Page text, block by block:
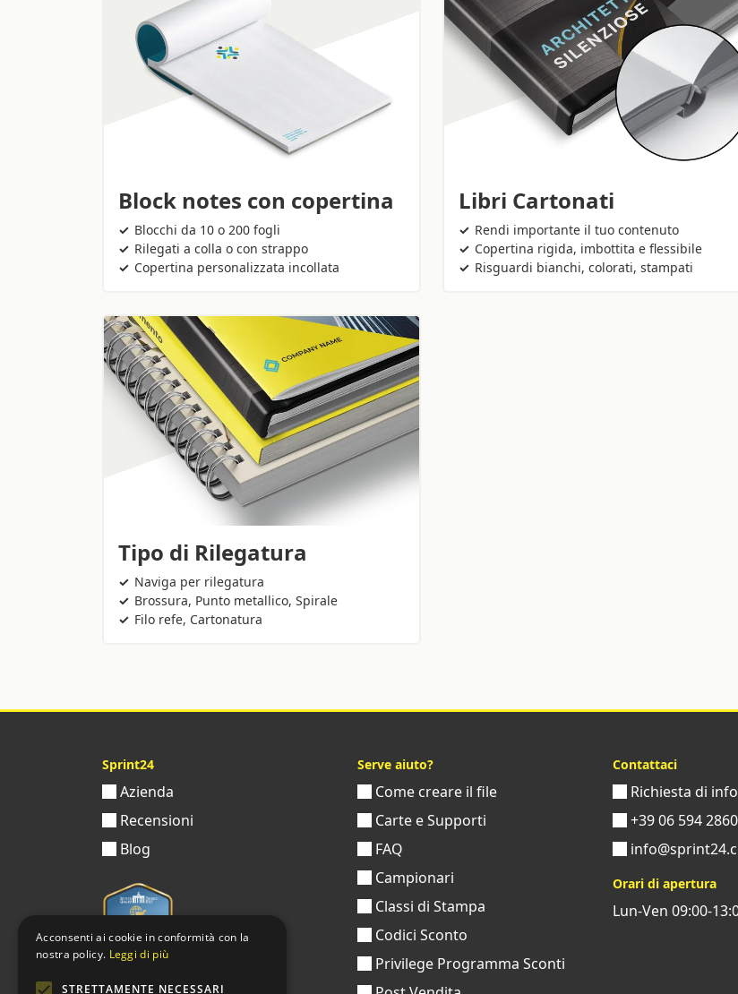
Block notes con copertina
Blocchi da 10 o 200 fogli
Rilegati a colla o con strappo
Copertina personalizzata incollata
Libri Cartonati
Rendi importante il tuo contenuto
Copertina rigida, imbottita e flessibile
Risguardi bianchi, colorati, stampati
Tipo di Rilegatura
Naviga per rilegatura
Brossura, Punto metallico, Spirale
Filo refe, Cartonatura
Sprint24
Azienda
Recensioni
Blog
Serve aiuto?
Come creare il file
Carte e Supporti
FAQ
Campionari
Classi di Stampa
Codici Sconto
Privilege Programma Sconti
Contattaci
Richiesta di
+39 06 594 2860
Orari di apertura
Lun-Ven 09:00-
Acconsenti ai cookie in conformità con la
nostra policy. Leggi di più
STRETTAMENTE NECESSARI